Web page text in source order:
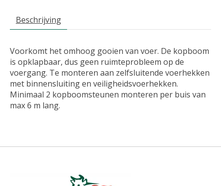
Beschrijving
Voorkomt het omhoog gooien van voer. De kopboom
is opklapbaar, dus geen ruimteprobleem op de
voergang. Te monteren aan zelfsluitende voerhekken
met binnensluiting en veiligheidsvoerhekken.
Minimaal 2 kopboomsteunen monteren per buis van
max 6 m lang.